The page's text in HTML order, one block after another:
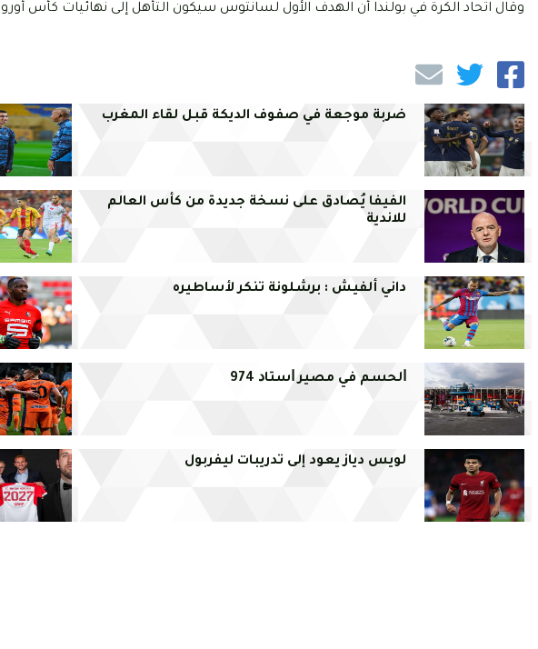
وقال اتحاد الكرة في بولندا أن الهدف الأول لسانتوس سيكون التأهل إلى نهائيات كأس أوروبا
ضربة موجعة في صفوف الديكة قبل لقاء المغرب
الفيفا يُصادق على نسخة جديدة من كأس العالم
للاندية
داني ألفيش : برشلونة تنكر لأساطيره
ﺍﻟﺤﺴﻢ ﻓﻲ ﻣﺼﻴﺮ ﺍﺳﺘﺎﺩ 974
لويس دياز يعود إلى تدريبات ليفربول